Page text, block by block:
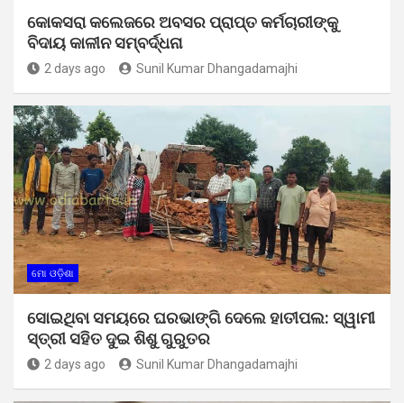
କୋକସରା କଲେଜରେ ଅବସର ପ୍ରାପ୍ତ କର୍ମଚାରୀଙ୍କୁ
ବିଦାୟ କାଳୀନ ସମ୍ବର୍ଦ୍ଧନା
2 days ago Sunil Kumar Dhangadamajhi
ମୋ ଓଡ଼ିଶା
ସୋଇଥିବା ସମୟରେ ଘରଭାଙ୍ଗି ଦେଲେ ହାତୀପଲ: ସ୍ୱାମୀ
ସ୍ତ୍ରୀ ସହିତ ଦୁଇ ଶିଶୁ ଗୁରୁତର
2 days ago Sunil Kumar Dhangadamajhi